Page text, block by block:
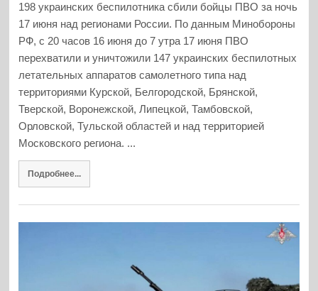
198 украинских беспилотника сбили бойцы ПВО за ночь
17 июня над регионами России. По данным Минобороны
РФ, с 20 часов 16 июня до 7 утра 17 июня ПВО
перехватили и уничтожили 147 украинских беспилотных
летательных аппаратов самолетного типа над
территориями Курской, Белгородской, Брянской,
Тверской, Воронежской, Липецкой, Тамбовской,
Орловской, Тульской областей и над территорией
Московского региона. ...
Подробнее...